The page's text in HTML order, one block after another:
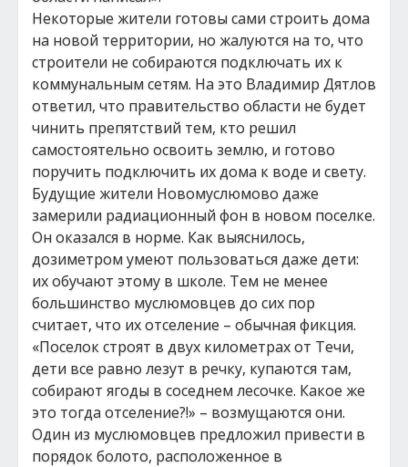
Некоторые жители готовы сами строить дома
на новой территории, но жалуются на то, что
строители не собираются подключать их к
коммунальным сетям. На это Владимир Дятлов
ответил, что правительство области не будет
чинить препятствий тем, кто решил
самостоятельно освоить землю, и готово
поручить подключить их дома к воде и свету.
Будущие жители Новомуслюмово даже
замерили радиационный фон в новом поселке.
Он оказался в норме. Как выяснилось,
дозиметром умеют пользоваться даже дети:
их обучают этому в школе. Тем не менее
большинство муслюмовцев до сих пор
считает, что их отселение – обычная фикция.
«Поселок строят в двух километрах от Течи,
дети все равно лезут в речку, купаются там,
собирают ягоды в соседнем лесочке. Какое же
это тогда отселение?!» – возмущаются они.
Один из муслюмовцев предложил привести в
порядок болото, расположенное в